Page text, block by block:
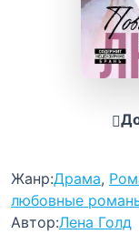
Жанр:Драма,
любовные
Автор:Лена Голд